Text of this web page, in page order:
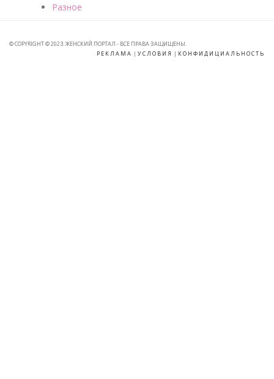
Разное
© COPYRIGHT © 2023. ЖЕНСКИЙ ПОРТАЛ - ВСЕ ПРАВА ЗАЩИЩЕНЫ.
РЕКЛАМА | УСЛОВИЯ | КОНФИДИЦИАЛЬНОСТЬ